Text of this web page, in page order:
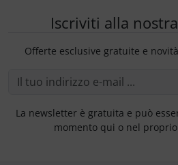
Iscriviti alla
Offerte esclusive gratuite e
La newsletter è gratuita e può
momento qui o nel